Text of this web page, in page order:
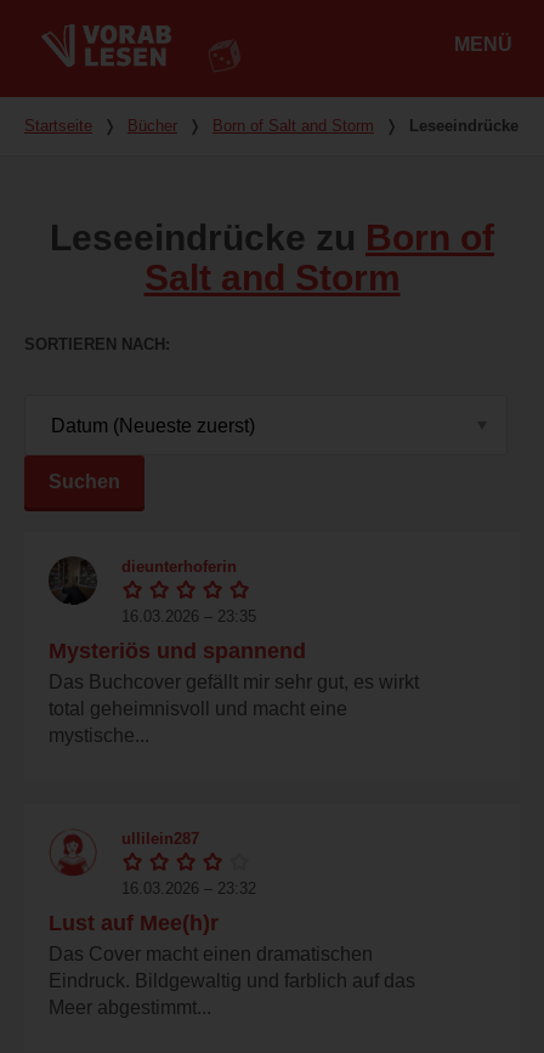
MENÜ
Du bist hier
Startseite ❭ Bücher ❭ Born of Salt and Storm ❭ Leseeindrücke
Leseeindrücke zu Born of
Salt and Storm
SORTIEREN NACH
Suchen
dieunterhoferin
16.03.2026 – 23:35
Mysteriös und spannend
Das Buchcover gefällt mir sehr gut, es wirkt
total geheimnisvoll und macht eine
mystische...
ullilein287
16.03.2026 – 23:32
Lust auf Mee(h)r
Das Cover macht einen dramatischen
Eindruck. Bildgewaltig und farblich auf das
Meer abgestimmt...